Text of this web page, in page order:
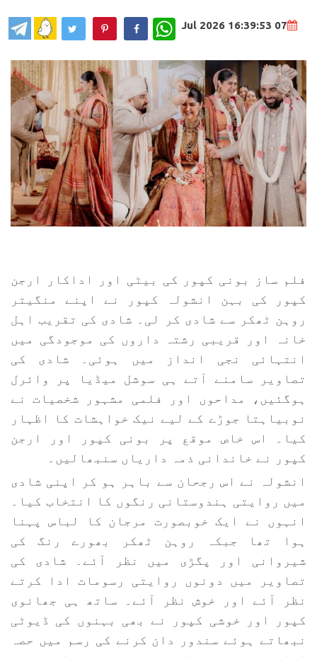
07 Jul 2026 16:39:53
WhatsApp
فلم ساز بونی کپور کی بیٹی اور اداکار ارجن
کپور کی بہن انشولہ کپور نے اپنے منگیتر
روہن ٹھکر سے شادی کر لی۔ شادی کی تقریب اہل
خانہ اور قریبی رشتہ داروں کی موجودگی میں
انتہائی نجی انداز میں ہوئی۔ شادی کی
تصاویر سامنے آتے ہی سوشل میڈیا پر وائرل
ہوگئیں، مداحوں اور فلمی مشہور شخصیات نے
نوبیاہتا جوڑے کے لیے نیک خواہشات کا اظہار
کیا۔ اس خاص موقع پر بونی کپور اور ارجن
کپور نے خاندانی ذمہ داریاں سنبھالیں۔
انشولہ نے اس رجحان سے باہر ہو کر اپنی شادی
میں روایتی ہندوستانی رنگوں کا انتخاب کیا۔
انہوں نے ایک خوبصورت مرجان کا لباس پہنا
ہوا تھا جبکہ روہن ٹھکر بھورے رنگ کی
شیروانی اور پگڑی میں نظر آئے۔ شادی کی
تصاویر میں دونوں روایتی رسومات ادا کرتے
نظر آئے اور خوش نظر آئے۔ ساتھ ہی جھانوی
کپور اور خوشی کپور نے بھی بہنوں کی ڈیوٹی
نبھاتے ہوئے سندور دان کرنے کی رسم میں حصہ